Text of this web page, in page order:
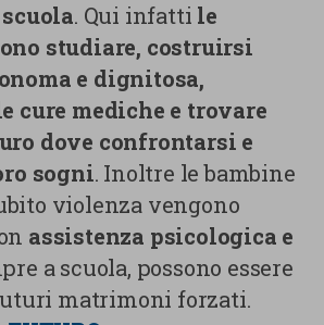
scuola. Qui infatti le
studiare, costruirsi
e dignitosa,
cure mediche e trovare
dove confrontarsi e
sogni. Inoltre le bambine
violenza vengono
assistenza psicologica e
a scuola, possono essere
matrimoni forzati.